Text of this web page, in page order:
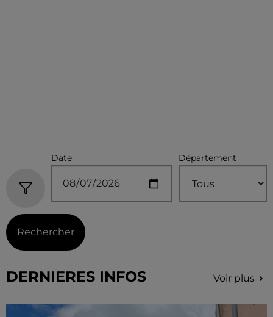
Date Département
Rechercher
DERNIERES INFOS Voir plus